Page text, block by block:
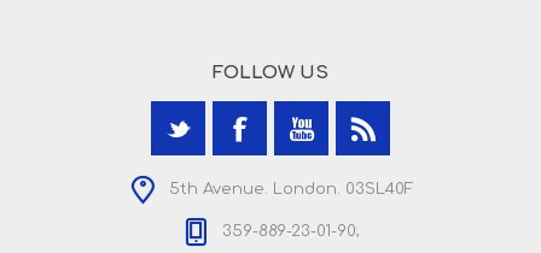
FOLLOW US
5th Avenue. London. 03SL40F
359-889-23-01-90;